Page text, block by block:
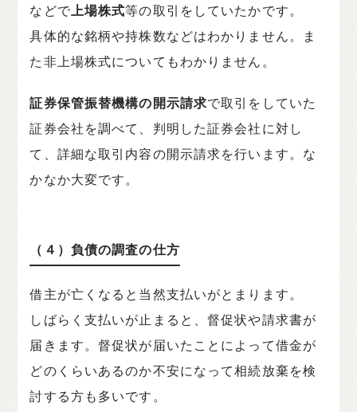
などで上場株式等の取引をしていたかです。
具体的な銘柄や持株数などはわかりません。ま
た非上場株式についてもわかりません。
証券保管振替機構の開示請求で取引をしていた
証券会社を調べて、判明した証券会社に対し
て、詳細な取引内容の開示請求を行います。な
かなか大変です。
（４）負債の調査の仕方
借主が亡くなると当然支払いがとまります。
しばらく支払いが止まると、督促状や請求書が
届きます。督促状が届いたことによって借金が
どのくらいあるのか不安になって相続放棄を検
討する方も多いです。